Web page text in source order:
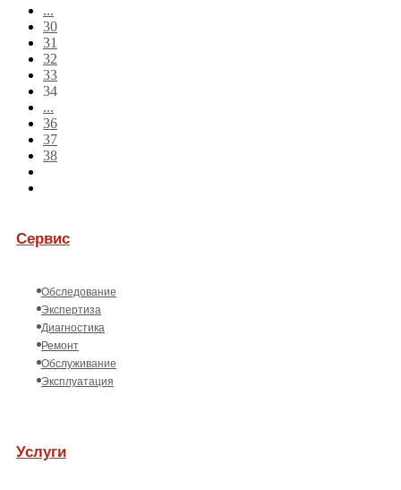
...
30
31
32
33
34
...
36
37
38
Сервис
Обследование
Экспертиза
Диагностика
Ремонт
Обслуживание
Эксплуатация
Услуги